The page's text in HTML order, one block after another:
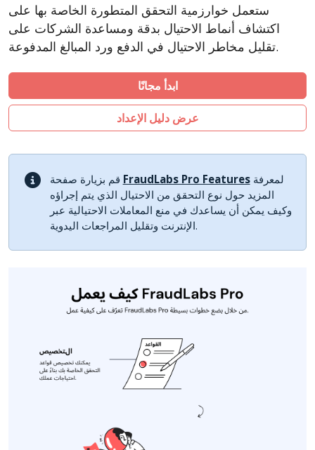
nopCommerce
Ecwid by Lightspeed
WISECP
Shopware
ستعمل خوارزمية التحقق المتطورة الخاصة بها على
اكتشاف أنماط الاحتيال بدقة ومساعدة الشركات على
تقليل مخاطر الاحتيال في الدفع ورد المبالغ المدفوعة.
ابدأ مجانًا
عرض دليل الإعداد
FraudLabs Pro Featuresلمعرفة
المزيد حول نوع التحقق من الاحتيال الذي يتم إجراؤه
وكيف يمكن أن يساعدك في منع المعاملات الاحتيالية عبر
الإنترنت وتقليل المراجعات اليدوية.